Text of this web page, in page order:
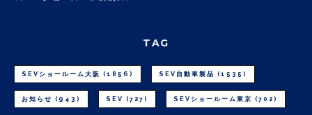
TAG
SEVショールーム大阪 (1856) SEV自動車製品 (1535)
お知らせ (943) SEV (727) SEVショールーム東京 (702)